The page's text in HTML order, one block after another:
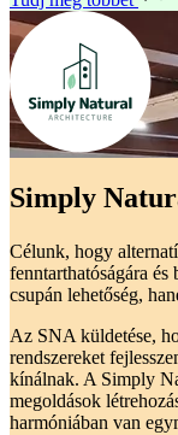
Simply
Célunk, hogy
fenntarthatóságára
csupán lehetőség,
Az SNA küldetése,
rendszereket
kínálnak. A Simply
megoldások
harmóniában van